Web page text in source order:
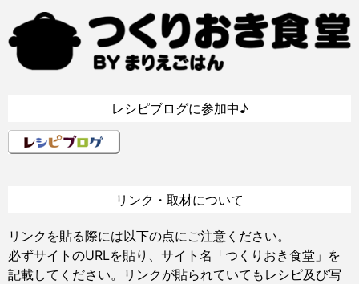
レシピブログに参加中♪
リンク・取材について
リンクを貼る際には以下の点にご注意ください。
必ずサイトのURLを貼り、サイト名「つくりおき食堂」を
記載してください。リンクが貼られていてもレシピ及び写